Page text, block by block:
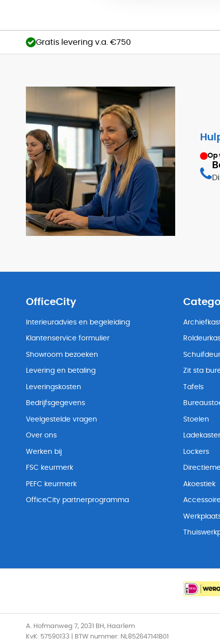
Gratis levering v.a. €750
Op
OfficeCity
Interieuradvies en begeleiding
Klantenservice formulier
Showroom bezoeken
Levering en betaling
Leveringskosten
Bedrijfsgegevens
Veelgestelde vragen
Over ons
Werken bij
FSC keurmerk
PEFC keurmerk
OfficeCity partnerprogramma
Zit sta
Tafels
Stoelen
Lockers
Akoestiek
A. Hofmanweg 7, 2031 BH, Haarlem
KvK: 57590133 | BTW nummer: NL852647141B01